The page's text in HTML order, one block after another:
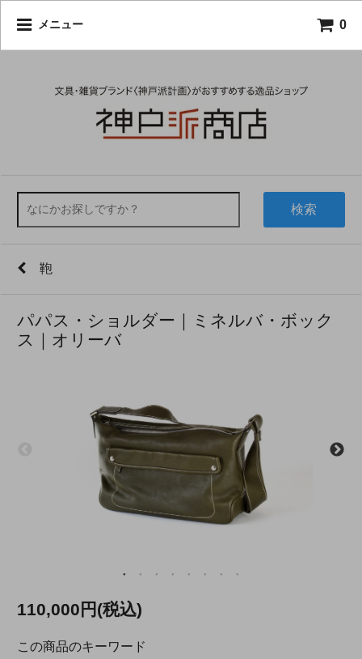
メニュー 0
検索
鞄
パパス・ショルダー｜ミネルバ・ボック
ス｜オリーバ
110,000円(税込)
この商品のキーワード